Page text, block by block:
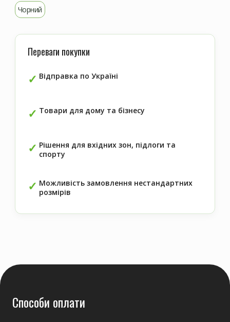
Чорний
Переваги покупки
Відправка по Україні
Товари для дому та бізнесу
Рішення для вхідних зон, підлоги та
спорту
Можливість замовлення нестандартних
розмірів
Способи оплати